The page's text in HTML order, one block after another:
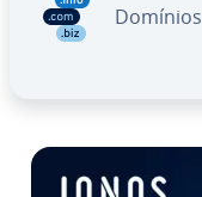
Domínios